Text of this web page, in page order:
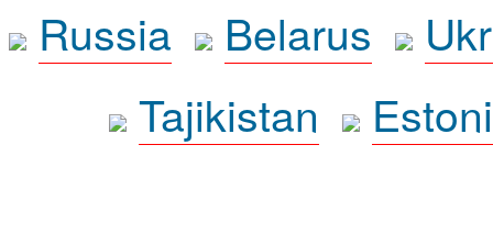
Russia
Belarus
Tajikistan